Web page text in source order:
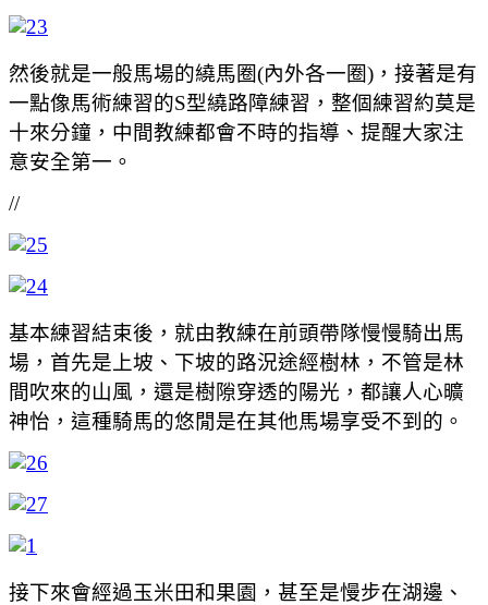
然後就是一般馬場的繞馬圈(內外各一圈)，接著是有
一點像馬術練習的S型繞路障練習，整個練習約莫是
十來分鐘，中間教練都會不時的指導、提醒大家注
意安全第一。
//
基本練習結束後，就由教練在前頭帶隊慢慢騎出馬
場，首先是上坡、下坡的路況途經樹林，不管是林
間吹來的山風，還是樹隙穿透的陽光，都讓人心曠
神怡，這種騎馬的悠閒是在其他馬場享受不到的。
接下來會經過玉米田和果園，甚至是慢步在湖邊、